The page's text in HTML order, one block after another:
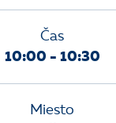
Čas
10:00 - 10:30
Miesto